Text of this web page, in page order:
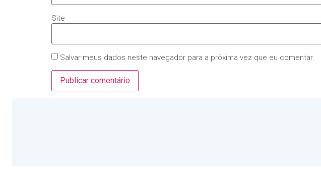
Site
Salvar meus dados neste navegador para a próxima vez que eu comentar.